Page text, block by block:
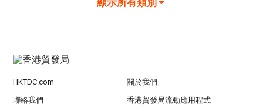
顯示所有類別
HKTDC.com 關於我們
聯絡我們 香港貿發局流動應用程式